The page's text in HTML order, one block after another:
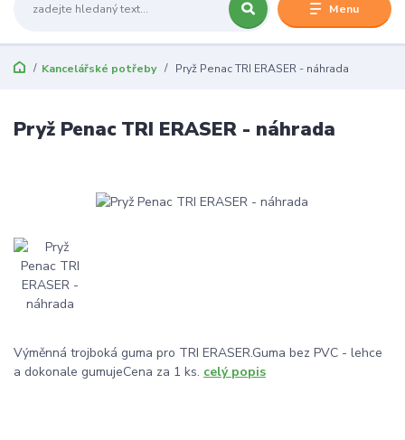
Menu
Kancelářské potřeby Pryž Penac TRI ERASER - náhrada
Pryž Penac TRI ERASER - náhrada
Výměnná trojboká guma pro TRI ERASER.Guma bez PVC - lehce
a dokonale gumujeCena za 1 ks. celý popis